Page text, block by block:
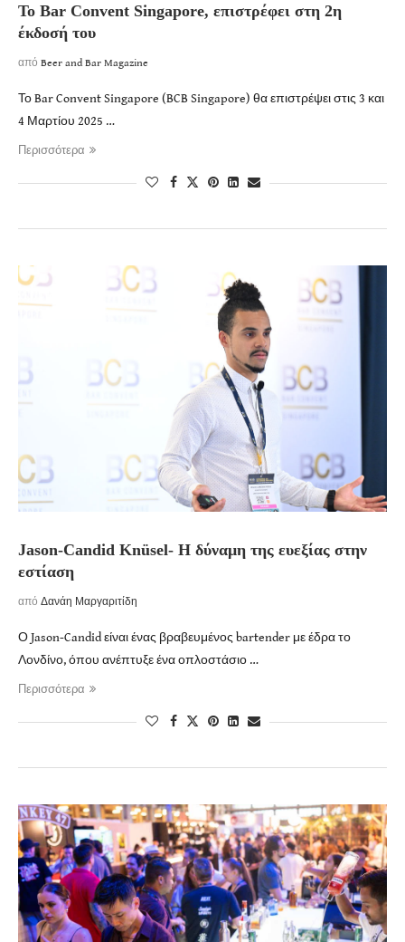
To Bar Convent Singapore, επιστρέφει στη 2η
έκδοσή του
από Beer and Bar Magazine
Το Bar Convent Singapore (BCB Singapore) θα επιστρέψει στις 3 και
4 Μαρτίου 2025 …
Περισσότερα
Jason-Candid Knüsel- Η δύναμη της ευεξίας στην
εστίαση
από Δανάη Μαργαριτίδη
Ο Jason-Candid είναι ένας βραβευμένος bartender με έδρα το
Λονδίνο, όπου ανέπτυξε ένα οπλοστάσιο …
Περισσότερα